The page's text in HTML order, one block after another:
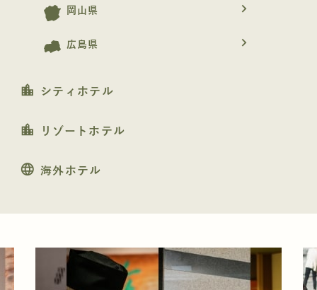
岡山県 navigate_next
広島県 navigate_next
location_city シティホテル
location_city リゾートホテル
language 海外ホテル